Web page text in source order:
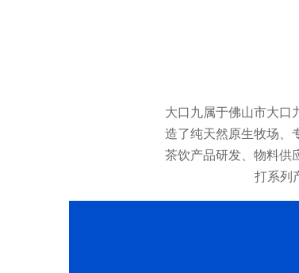
大口九属于佛山市大
造了纯天然原生牧场、
茶饮产品研发、物料供
打系列